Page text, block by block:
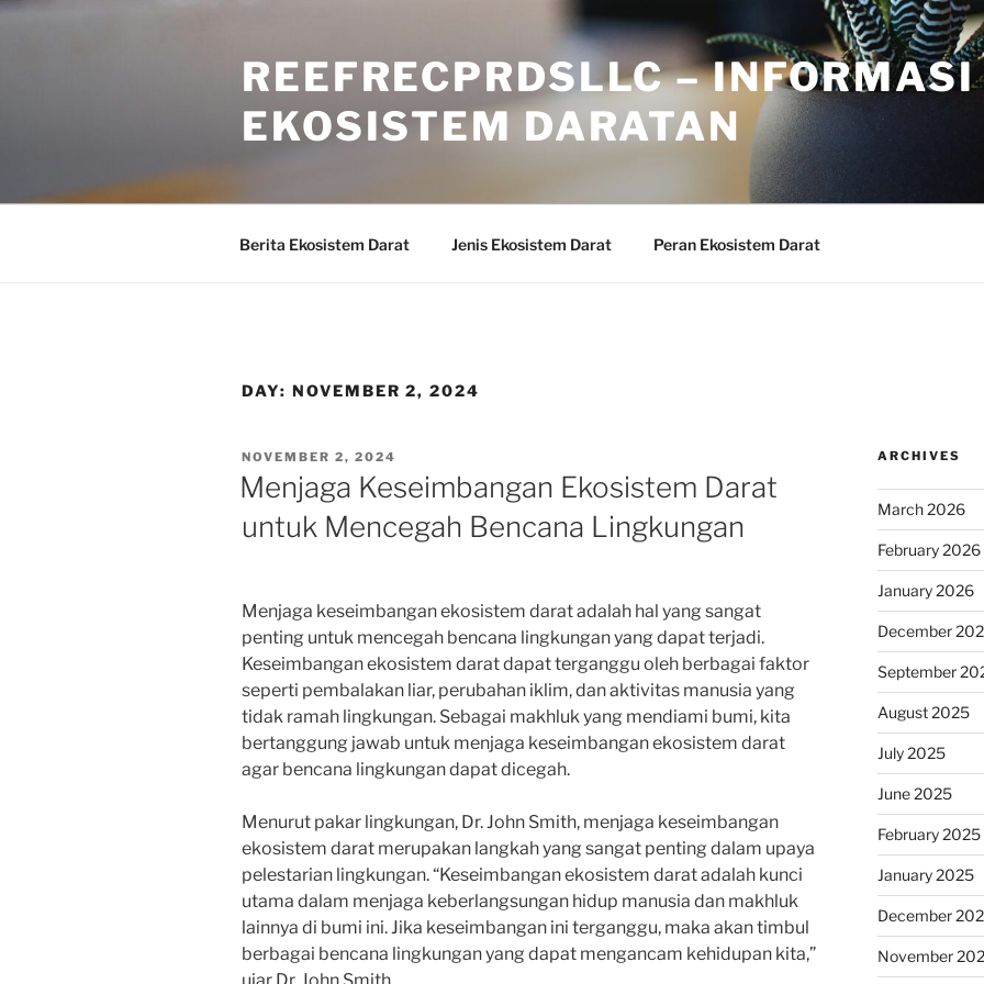
Skip
REEFRECPRDSLLC –
EKOSISTEM DARATAN
Berita Ekosistem Darat Jenis Ekosistem Darat Peran Ekosistem Darat
DAY: NOVEMBER 2, 2024
POSTED
ON
NOVEMBER 2, 2024
Menjaga Keseimbangan Ekosistem Darat
untuk Mencegah Bencana Lingkungan
Menjaga keseimbangan ekosistem darat adalah hal yang sangat
penting untuk mencegah bencana lingkungan yang dapat terjadi.
Keseimbangan ekosistem darat dapat terganggu oleh berbagai faktor
seperti pembalakan liar, perubahan iklim, dan aktivitas manusia yang
tidak ramah lingkungan. Sebagai makhluk yang mendiami bumi, kita
bertanggung jawab untuk menjaga keseimbangan ekosistem darat
agar bencana lingkungan dapat dicegah.
Menurut pakar lingkungan, Dr. John Smith, menjaga keseimbangan
ekosistem darat merupakan langkah yang sangat penting dalam upaya
pelestarian lingkungan. “Keseimbangan ekosistem darat adalah kunci
utama dalam menjaga keberlangsungan hidup manusia dan makhluk
lainnya di bumi ini. Jika keseimbangan ini terganggu, maka akan timbul
berbagai bencana lingkungan yang dapat mengancam kehidupan kita,”
ARCHIVES
March 2026
February 2026
January 2026
December
September
August 2025
July 2025
June 2025
February 2025
January 2025
December
November